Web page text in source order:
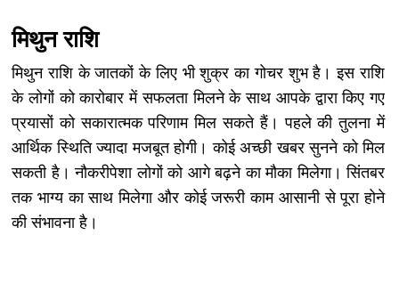
मिथुन राशि
मिथुन राशि के जातकों के लिए भी शुक्र का गोचर शुभ है। इस राशि
के लोगों को कारोबार में सफलता मिलने के साथ आपके द्वारा किए गए
प्रयासों को सकारात्मक परिणाम मिल सकते हैं। पहले की तुलना में
आर्थिक स्थिति ज्यादा मजबूत होगी। कोई अच्छी खबर सुनने को मिल
सकती है। नौकरीपेशा लोगों को आगे बढ़ने का मौका मिलेगा। सिंतबर
तक भाग्य का साथ मिलेगा और कोई जरूरी काम आसानी से पूरा होने
की संभावना है।